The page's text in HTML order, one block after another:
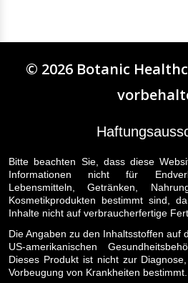
© 2026 Botanic
Bitte beachten Sie, dass diese
Informationen nicht für
Lebensmitteln, Getränken,
Kosmetikprodukten bestimmt sind,
Inhalte nicht auf verbraucherfertige
Die Angaben zu den Inhaltsstoffen auf
US-amerikanischen
Dieses Produkt ist nicht zur
Vorbeugung von Krankheiten bestimmt.